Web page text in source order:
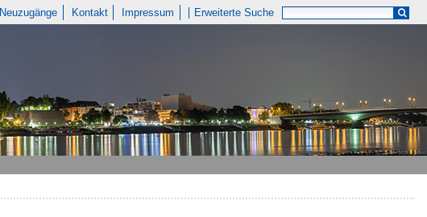
Neuzugänge Kontakt Impressum Erweiterte Suche